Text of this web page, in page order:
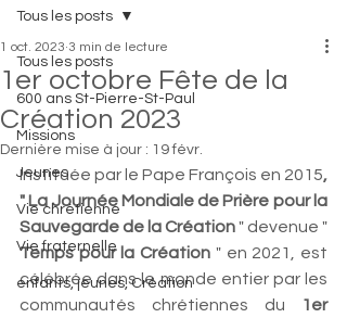
Tous les posts
600 ans St-Pierre-St-Paul
Missions
Jeunes
Vie chrétienne
Vie fraternelle
enfants, jeunes, Création
Tous les posts
1er octobre Fête de la
Création 2023
1 oct. 2023 3 min de lecture
Dernière mise à jour : 19 févr.
Instituée par le Pape François en 2015,
" La Journée Mondiale de Prière pour la
Sauvegarde de la Création
Temps pour la Création " en 2021, est
célébrée dans le monde entier par les
communautés chrétiennes du
1er